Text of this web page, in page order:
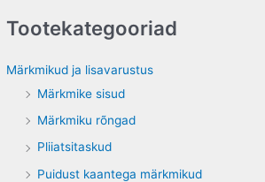
Tootekategooriad
Märkmikud ja lisavarustus
Märkmike sisud
Märkmiku rõngad
Pliiatsitaskud
Puidust kaantega märkmikud